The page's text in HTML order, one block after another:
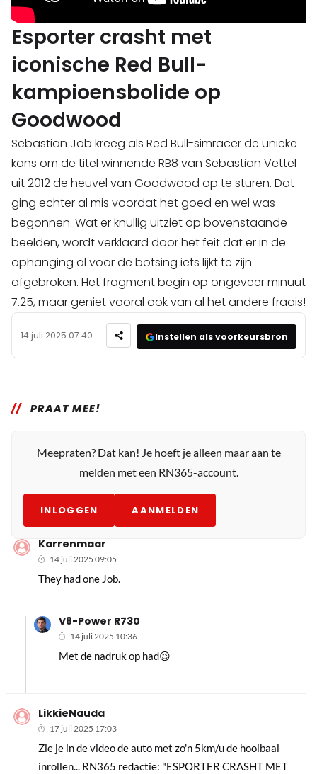
Esporter crasht met
iconische Red Bull-
kampioensbolide op
Goodwood
Sebastian Job kreeg als Red Bull-simracer de unieke
kans om de titel winnende RB8 van Sebastian Vettel
uit 2012 de heuvel van Goodwood op te sturen. Dat
ging echter al mis voordat het goed en wel was
begonnen. Wat er knullig uitziet op bovenstaande
beelden, wordt verklaard door het feit dat er in de
ophanging al voor de botsing iets lijkt te zijn
afgebroken. Het fragment begin op ongeveer minuut
7.25, maar geniet vooral ook van al het andere fraais!
14 juli 2025 07:40 Instellen als voorkeursbron
PRAAT MEE!
Meepraten? Dat kan! Je hoeft je alleen maar aan te
melden met een RN365-account.
INLOGGEN AANMELDEN
Karrenmaar
14 juli 2025 09:05
They had one Job.
V8-Power R730
14 juli 2025 10:36
Met de nadruk op had😉
LikkieNauda
17 juli 2025 17:03
Zie je in de video de auto met zo'n 5km/u de hooibaal
inrollen... RN365 redactie: "ESPORTER CRASHT MET